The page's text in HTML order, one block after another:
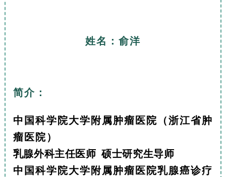
姓名：俞洋
简介：
中国科学院大学附属肿瘤医院（浙江省肿
瘤医院）
乳腺外科主任医师 硕士研究生导师
中国科学院大学附属肿瘤医院乳腺癌诊疗